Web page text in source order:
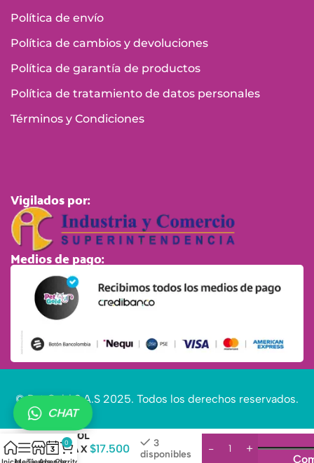
Política de envío
Política de cambios y devoluciones
Política de garantía de productos
Política de tratamiento de datos personales
Términos y Condiciones
Vigilados por:
Medios de pago:
© Pet Gold S.A.S 2025. Todos los derechos reservados.
JABÓN
ASUNTOL
SABILA X$17.500
3
disponibles
CHAT
0